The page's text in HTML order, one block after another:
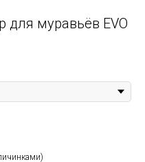
муравьёв EVO